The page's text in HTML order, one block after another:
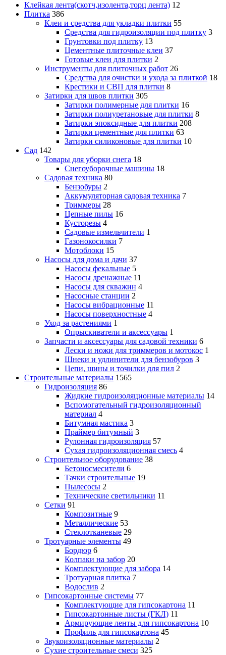
Клейкая лента(скотч,изолента,торц лента) 12
Плитка 386
Клеи и средства для укладки плитки 55
Средства для гидроизоляции под плитку 3
Грунтовки под плитку 13
Цементные плиточные клеи 37
Готовые клеи для плитки 2
Инструменты для плиточных работ 26
Средства для очистки и ухода за плиткой 18
Крестики и СВП для плитки 8
Затирки для швов плитки 305
Затирки полимерные для плитки 16
Затирки полиуретановые для плитки 8
Затирки эпоксидные для плитки 208
Затирки цементные для плитки 63
Затирки силиконовые для плитки 10
Сад 142
Товары для уборки снега 18
Снегоуборочные машины 18
Садовая техника 80
Бензобуры 2
Аккумуляторная садовая техника 7
Триммеры 28
Цепные пилы 16
Кусторезы 4
Садовые измельчители 1
Газонокосилки 7
Мотоблоки 15
Насосы для дома и дачи 37
Насосы фекальные 5
Насосы дренажные 11
Насосы для скважин 4
Насосные станции 2
Насосы вибрационные 11
Насосы поверхностные 4
Уход за растениями 1
Опрыскиватели и аксессуары 1
Запчасти и аксессуары для садовой техники 6
Лески и ножи для триммеров и мотокос 1
Шнеки и удлинители для бензобуров 3
Цепи, шины и точилки для пил 2
Строительные материалы 1565
Гидроизоляция 86
Жидкие гидроизоляционные материалы 14
Вспомогательный гидроизоляционный
материал 4
Битумная мастика 3
Праймер битумный 3
Рулонная гидроизоляция 57
Сухая гидроизоляционная смесь 4
Строительное оборудование 38
Бетоносмесители 6
Тачки строительные 19
Пылесосы 2
Технические светильники 11
Сетки 91
Композитные 9
Металлические 53
Стеклотканевые 29
Тротуарные элементы 49
Бордюр 6
Колпаки на забор 20
Комплектующие для забора 14
Тротуарная плитка 7
Водослив 2
Гипсокартонные системы 77
Комплектующие для гипсокартона 11
Гипсокартонные листы (ГКЛ) 11
Армирующие ленты для гипсокартона 10
Профиль для гипсокартона 45
Звукоизоляционные материалы 2
Сухие строительные смеси 325